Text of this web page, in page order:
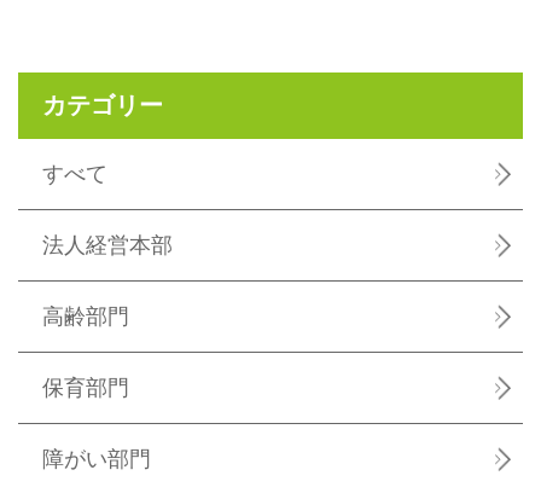
カテゴリー
すべて
法人経営本部
高齢部門
保育部門
障がい部門